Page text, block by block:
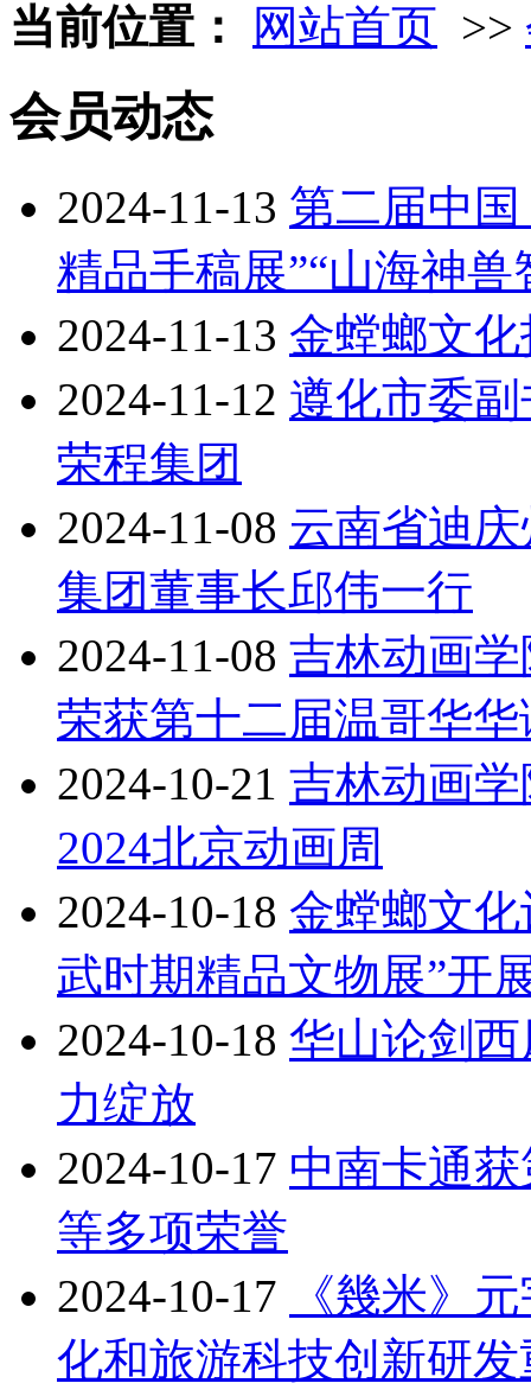
当前位置： 网站首页 >>
会员动态
2024-11-13 第二届中
精品手稿展”“山海神
2024-11-13 金螳螂文
2024-11-12 遵化市委
荣程集团
2024-11-08 云南省迪
集团董事长邱伟一行
2024-11-08 吉林动画
荣获第十二届温哥华
2024-10-21 吉林动画
2024北京动画周
2024-10-18 金螳螂文
武时期精品文物展”开
2024-10-18 华山论剑
力绽放
2024-10-17 中南卡通
等多项荣誉
2024-10-17
《幾米》
化和旅游科技创新研